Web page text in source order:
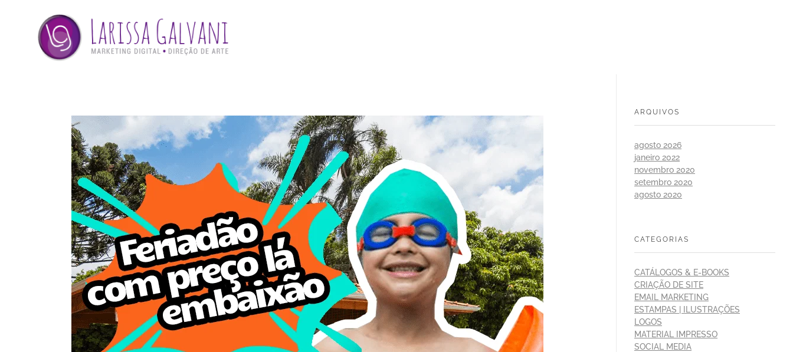
ARQUIVOS
agosto 2026
janeiro 2022
novembro 2020
setembro 2020
agosto 2020
CATEGORIAS
CATÁLOGOS & E-BOOKS
CRIAÇÃO DE SITE
EMAIL MARKETING
ESTAMPAS | ILUSTRAÇÕES
LOGOS
MATERIAL IMPRESSO
SOCIAL MEDIA